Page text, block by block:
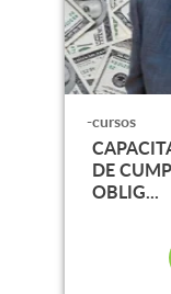
-cursos
DE
OBLIG...